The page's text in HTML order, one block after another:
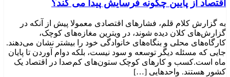
اقتصاد از پایین چگونه فرسایش پیدا می کند؟
به گزارش کلام قلم، فشارهای اقتصادی معمولا پیش از آنکه در
گزارش‌های کلان دیده شوند، در ویترین مغازه‌های کوچک،
کارگاه‌های محلی و بنگاه‌های خانوادگی خود را بیشتر نشان می‌دهند.
جایی که مسئله دیگر توسعه و سود نیست، بلکه دوام آوردن تا پایان
ماه است.کسب‌ و کارهای کوچک ستون‌های کم‌صدا در اقتصاد یک
کشور هستند. واحدهایی […]